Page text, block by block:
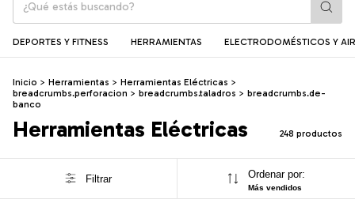
DEPORTES Y FITNESS HERRAMIENTAS ELECTRODOMÉSTICOS Y
Inicio > Herramientas > Herramientas Eléctricas >
breadcrumbs.perforacion > breadcrumbs.taladros > breadcrumbs.de-
banco
Herramientas Eléctricas 248 productos
Filtrar Ordenar por:
Más vendidos